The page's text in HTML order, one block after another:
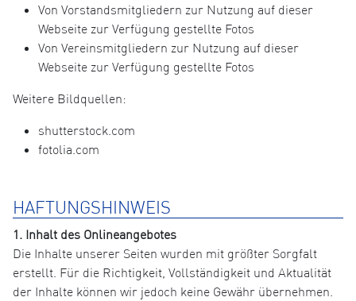
Von Vorstandsmitgliedern zur Nutzung auf dieser
Webseite zur Verfügung gestellte Fotos
Von Vereinsmitgliedern zur Nutzung auf dieser
Webseite zur Verfügung gestellte Fotos
Weitere Bildquellen:
shutterstock.com
fotolia.com
HAFTUNGSHINWEIS
1. Inhalt des Onlineangebotes
Die Inhalte unserer Seiten wurden mit größter Sorgfalt
erstellt. Für die Richtigkeit, Vollständigkeit und Aktualität
der Inhalte können wir jedoch keine Gewähr übernehmen.